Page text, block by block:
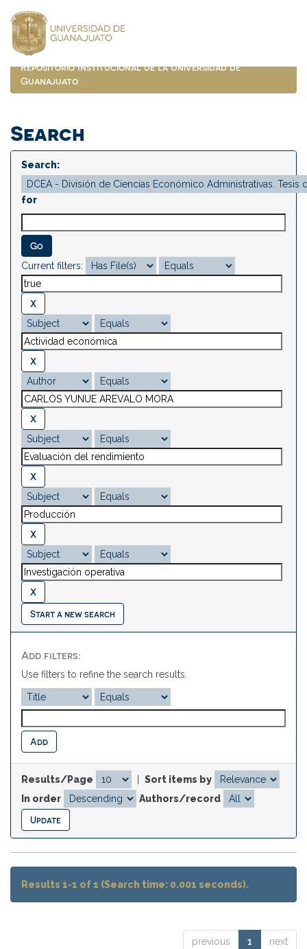
navigation
Repositorio Institucional de la Universidad de
Guanajuato
Search
Search:
for
Current filters:
Start a new search
Add filters:
Use filters to refine the search results.
Results/Page
Sort items by
In order
Authors/record
Results 1-1 of 1 (Search time: 0.001 seconds).
previous 1 next